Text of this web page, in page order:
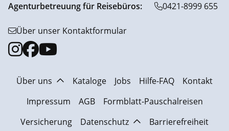
Agenturbetreuung für Reisebüros:
0421-8999 655
Über unser Kontaktformular
Über uns Kataloge Jobs Hilfe-FAQ
Kontakt
Impressum
AGB
Formblatt-Pauschalreisen
Versicherung
Datenschutz Barrierefreiheit